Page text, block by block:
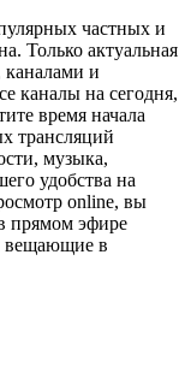
частных и
Только актуальная
и
каналы на сегодня,
время начала
трансляций
музыка,
удобства на
online, вы
в прямом эфире
вещающие в